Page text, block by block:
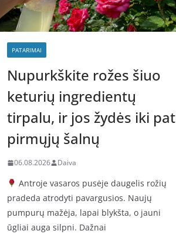
PATARIMAI
Nupurkškite rožes šiuo
keturių ingredientų
tirpalu, ir jos žydės iki pat
pirmųjų šalnų
06.08.2026 Daiva
Antroje vasaros pusėje daugelis rožių
pradeda atrodyti pavargusios. Naujų
pumpurų mažėja, lapai blykšta, o jauni
ūgliai auga silpni. Dažnai